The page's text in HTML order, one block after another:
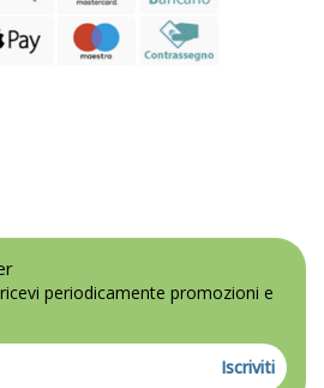
periodicamente promozioni e
Iscriviti